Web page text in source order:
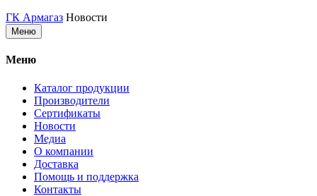
ГК Армагаз Новости
Меню
Меню
Каталог продукции
Производители
Сертификаты
Новости
Медиа
О компании
Доставка
Помощь и поддержка
Контакты